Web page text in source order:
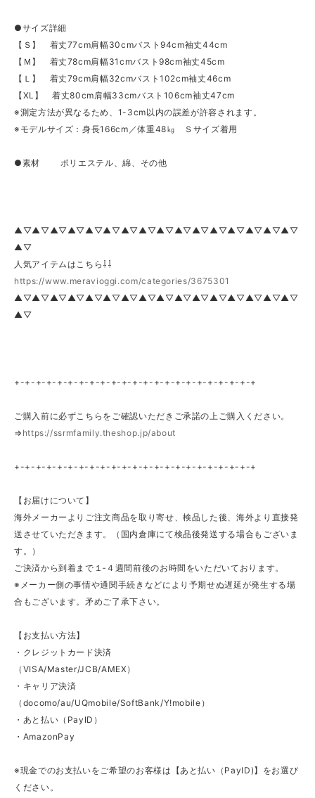
●サイズ詳細
【Ｓ】 着丈77cm肩幅30cmバスト94cm袖丈44cm
【Ｍ】 着丈78cm肩幅31cmバスト98cm袖丈45cm
【Ｌ】 着丈79cm肩幅32cmバスト102cm袖丈46cm
【XL】 着丈80cm肩幅33cmバスト106cm袖丈47cm
※測定方法が異なるため、1-3cm以内の誤差が許容されます。
※モデルサイズ：身長166cm／体重48㎏ Ｓサイズ着用
●素材 ポリエステル、綿、その他
▲▽▲▽▲▽▲▽▲▽▲▽▲▽▲▽▲▽▲▽▲▽▲▽▲▽▲▽▲▽▲▽
▲▽
人気アイテムはこちら⇩⇩
https://www.meravioggi.com/categories/3675301
▲▽▲▽▲▽▲▽▲▽▲▽▲▽▲▽▲▽▲▽▲▽▲▽▲▽▲▽▲▽▲▽
▲▽
+-+-+-+-+-+-+-+-+-+-+-+-+-+-+-+-+-+-+-+-+-+-+
ご購入前に必ずこちらをご確認いただきご承諾の上ご購入ください。
⇒ https://ssrmfamily.theshop.jp/about
+-+-+-+-+-+-+-+-+-+-+-+-+-+-+-+-+-+-+-+-+-+-+
【お届けについて】
海外メーカーよりご注文商品を取り寄せ、検品した後、海外より直接発
送させていただきます。（国内倉庫にて検品後発送する場合もございま
す。）
ご決済から到着まで１‐４週間前後のお時間をいただいております。
※メーカー側の事情や通関手続きなどにより予期せぬ遅延が発生する場
合もございます。矛めご了承下さい。
【お支払い方法】
・クレジットカード決済
（VISA/Master/JCB/AMEX）
・キャリア決済
（docomo/au/UQmobile/SoftBank/Y!mobile）
・あと払い（PayID）
・AmazonPay
※現金でのお支払いをご希望のお客様は【あと払い（PayID)】をお選び
ください。